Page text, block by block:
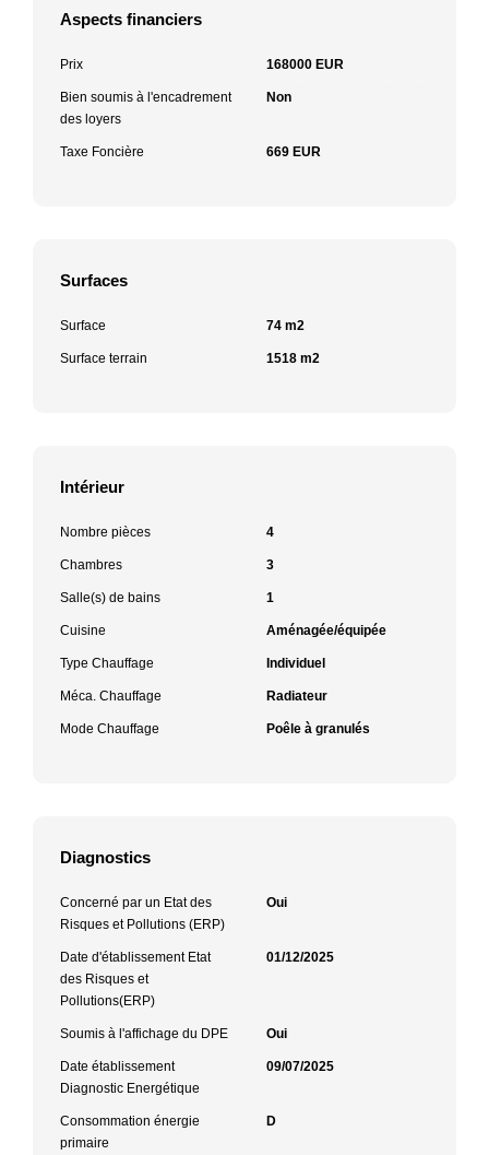
Aspects financiers
Prix 168000 EUR
Bien soumis à l'encadrement
des loyers
Non
Taxe Foncière 669 EUR
Surfaces
Surface 74 m2
Surface terrain 1518 m2
Intérieur
Nombre pièces 4
Chambres 3
Salle(s) de bains 1
Cuisine Aménagée/équipée
Type Chauffage Individuel
Méca. Chauffage Radiateur
Mode Chauffage Poêle à granulés
Diagnostics
Concerné par un Etat des
Risques et Pollutions (ERP)
Oui
Date d'établissement Etat
des Risques et
Pollutions(ERP)
01/12/2025
Soumis à l'affichage du DPE Oui
Date établissement
Diagnostic Energétique
09/07/2025
Consommation énergie
primaire
D